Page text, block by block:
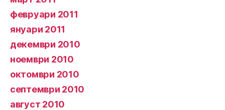
февруари 2011
януари 2011
декември 2010
ноември 2010
октомври 2010
септември 2010
август 2010